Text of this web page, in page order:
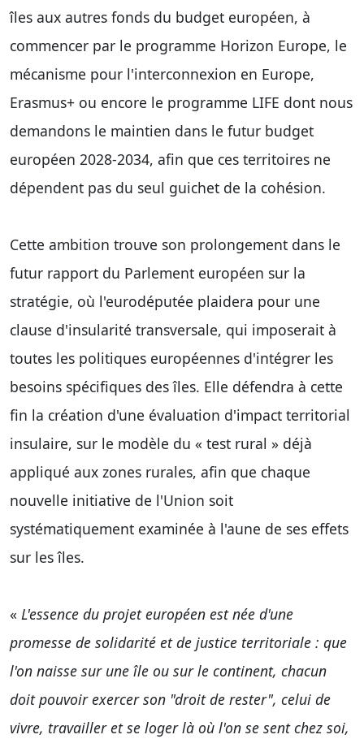
îles aux autres fonds du budget européen, à
commencer par le programme Horizon Europe, le
mécanisme pour l'interconnexion en Europe,
Erasmus+ ou encore le programme LIFE dont nous
demandons le maintien dans le futur budget
européen 2028-2034, afin que ces territoires ne
dépendent pas du seul guichet de la cohésion.
Cette ambition trouve son prolongement dans le
futur rapport du Parlement européen sur la
stratégie, où l'eurodéputée plaidera pour une
clause d'insularité transversale, qui imposerait à
toutes les politiques européennes d'intégrer les
besoins spécifiques des îles. Elle défendra à cette
fin la création d'une évaluation d'impact territorial
insulaire, sur le modèle du « test rural » déjà
appliqué aux zones rurales, afin que chaque
nouvelle initiative de l'Union soit
systématiquement examinée à l'aune de ses effets
sur les îles.
« L'essence du projet européen est née d'une
promesse de solidarité et de justice territoriale : que
l'on naisse sur une île ou sur le continent, chacun
doit pouvoir exercer son "droit de rester", celui de
vivre, travailler et se loger là où l'on se sent chez soi,